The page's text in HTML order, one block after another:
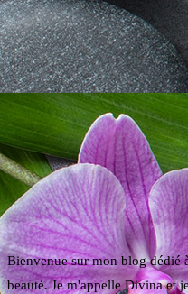
Bienvenue sur mon blog dédié
beauté. Je m'appelle Divina et